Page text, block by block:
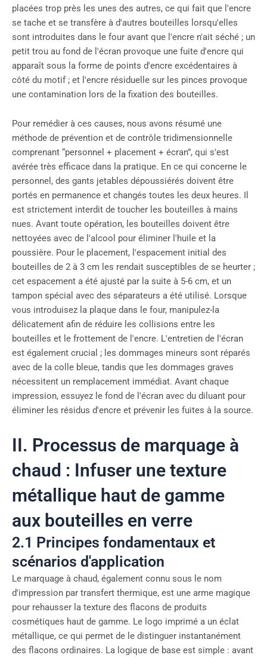
placées trop près les unes des autres, ce qui fait que l'encre
se tache et se transfère à d'autres bouteilles lorsqu'elles
sont introduites dans le four avant que l'encre n'ait séché ; un
petit trou au fond de l'écran provoque une fuite d'encre qui
apparaît sous la forme de points d'encre excédentaires à
côté du motif ; et l'encre résiduelle sur les pinces provoque
une contamination lors de la fixation des bouteilles.
Pour remédier à ces causes, nous avons résumé une
méthode de prévention et de contrôle tridimensionnelle
comprenant “personnel + placement + écran”, qui s'est
avérée très efficace dans la pratique. En ce qui concerne le
personnel, des gants jetables dépoussiérés doivent être
portés en permanence et changés toutes les deux heures. Il
est strictement interdit de toucher les bouteilles à mains
nues. Avant toute opération, les bouteilles doivent être
nettoyées avec de l'alcool pour éliminer l'huile et la
poussière. Pour le placement, l'espacement initial des
bouteilles de 2 à 3 cm les rendait susceptibles de se heurter ;
cet espacement a été ajusté par la suite à 5-6 cm, et un
tampon spécial avec des séparateurs a été utilisé. Lorsque
vous introduisez la plaque dans le four, manipulez-la
délicatement afin de réduire les collisions entre les
bouteilles et le frottement de l'encre. L'entretien de l'écran
est également crucial ; les dommages mineurs sont réparés
avec de la colle bleue, tandis que les dommages graves
nécessitent un remplacement immédiat. Avant chaque
impression, essuyez le fond de l'écran avec du diluant pour
éliminer les résidus d'encre et prévenir les fuites à la source.
II. Processus de marquage à
chaud : Infuser une texture
métallique haut de gamme
aux bouteilles en verre
2.1 Principes fondamentaux et
scénarios d'application
Le marquage à chaud, également connu sous le nom
d'impression par transfert thermique, est une arme magique
pour rehausser la texture des flacons de produits
cosmétiques haut de gamme. Le logo imprimé a un éclat
métallique, ce qui permet de le distinguer instantanément
des flacons ordinaires. La logique de base est simple : avant